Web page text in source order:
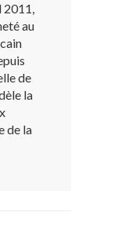
BLV ?
2011,
au
de
la
de la